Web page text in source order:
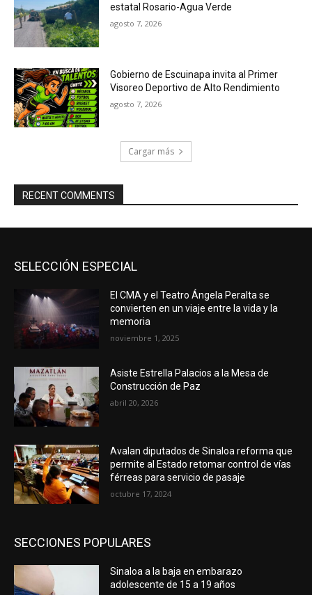
estatal Rosario-Agua Verde
agosto 7, 2026
Gobierno de Escuinapa invita al Primer
Visoreo Deportivo de Alto Rendimiento
agosto 7, 2026
Cargar más
RECENT COMMENTS
SELECCIÓN ESPECIAL
El CMA y el Teatro Ángela Peralta se
convierten en un viaje entre la vida y la
memoria
noviembre 1, 2025
Asiste Estrella Palacios a la Mesa de
Construcción de Paz
abril 20, 2026
Avalan diputados de Sinaloa reforma que
permite al Estado retomar control de vías
férreas para servicio de pasaje
octubre 17, 2024
SECCIONES POPULARES
Sinaloa a la baja en embarazo
adolescente de 15 a 19 años